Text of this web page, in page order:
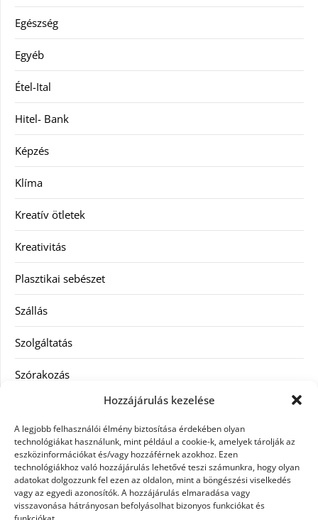
Hozzájárulás kezelése
A legjobb felhasználói élmény biztosítása érdekében olyan
technológiákat használunk, mint például a cookie-k, amelyek tárolják az
eszközinformációkat és/vagy hozzáférnek azokhoz. Ezen
technológiákhoz való hozzájárulás lehetővé teszi számunkra, hogy olyan
adatokat dolgozzunk fel ezen az oldalon, mint a böngészési viselkedés
vagy az egyedi azonosítók. A hozzájárulás elmaradása vagy
visszavonása hátrányosan befolyásolhat bizonyos funkciókat és
Egészség
Egyéb
Étel-Ital
Hitel- Bank
Képzés
Klíma
Kreatív ötletek
Kreativitás
Plasztikai sebészet
Szállás
Szolgáltatás
Szórakozás
Vásárlás
Víztisztítás
Webáruház